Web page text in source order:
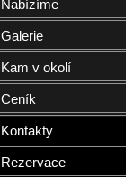
Nabízíme
Galerie
Kam v okolí
Ceník
Kontakty
Rezervace